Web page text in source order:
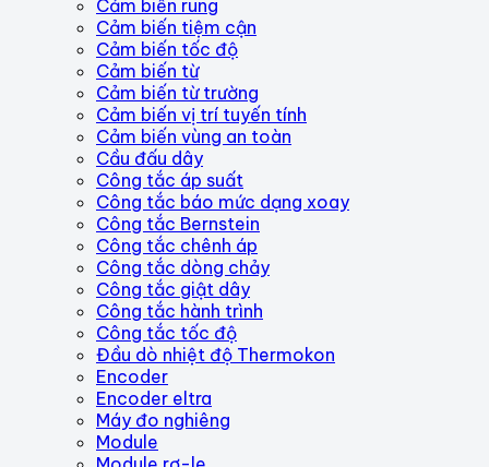
Cảm biến rung
Cảm biến tiệm cận
Cảm biến tốc độ
Cảm biến từ
Cảm biến từ trường
Cảm biến vị trí tuyến tính
Cảm biến vùng an toàn
Cầu đấu dây
Công tắc áp suất
Công tắc báo mức dạng xoay
Công tắc Bernstein
Công tắc chênh áp
Công tắc dòng chảy
Công tắc giật dây
Công tắc hành trình
Công tắc tốc độ
Đầu dò nhiệt độ Thermokon
Encoder
Encoder eltra
Máy đo nghiêng
Module